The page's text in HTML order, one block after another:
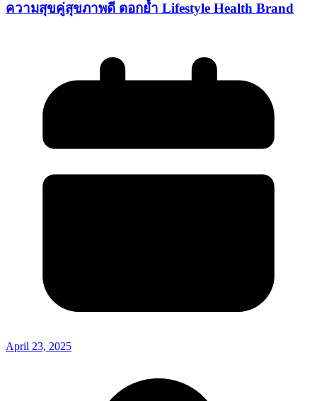
ความสุขคู่สุขภาพดี ตอกย้ำ Lifestyle Health Brand
April 23, 2025